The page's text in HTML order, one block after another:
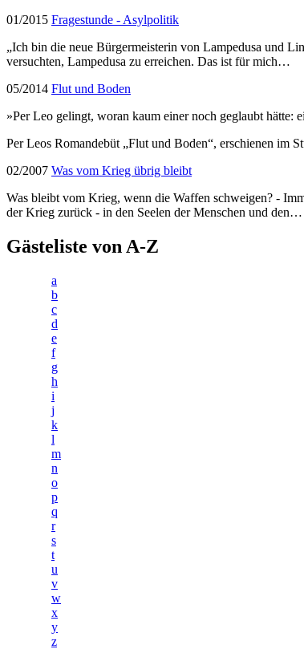
01/2015 Fragestunde - Asylpolitik
„Ich bin die neue Bürgermeisterin von Lampedusa und
versuchten, Lampedusa zu erreichen. Das ist für mich…
05/2014 Flut und Boden
»Per Leo gelingt, woran kaum einer noch geglaubt hätte:
Per Leos Romandebüt „Flut und Boden“, erschienen im
02/2007 Was vom Krieg übrig bleibt
Was bleibt vom Krieg, wenn die Waffen schweigen? -
der Krieg zurück - in den Seelen der Menschen und den…
Gästeliste von A-Z
a
b
c
d
e
f
g
h
i
j
k
l
m
n
o
p
q
r
s
t
u
v
w
x
y
z